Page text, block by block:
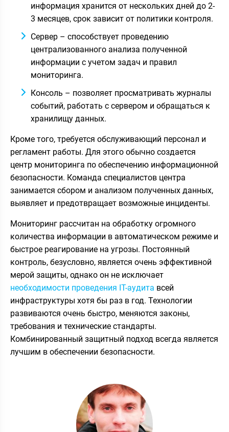
информация хранится от нескольких дней до 2-
3 месяцев, срок зависит от политики контроля.
Сервер – способствует проведению
централизованного анализа полученной
информации с учетом задач и правил
мониторинга.
Консоль – позволяет просматривать журналы
событий, работать с сервером и обращаться к
хранилищу данных.
Кроме того, требуется обслуживающий персонал и
регламент работы. Для этого обычно создается
центр мониторинга по обеспечению информационной
безопасности. Команда специалистов центра
занимается сбором и анализом полученных данных,
выявляет и предотвращает возможные инциденты.
Мониторинг рассчитан на обработку огромного
количества информации в автоматическом режиме и
быстрое реагирование на угрозы. Постоянный
контроль, безусловно, является очень эффективной
мерой защиты, однако он не исключает
необходимости проведения IT-аудита всей
инфраструктуры хотя бы раз в год. Технологии
развиваются очень быстро, меняются законы,
требования и технические стандарты.
Комбинированный защитный подход всегда является
лучшим в обеспечении безопасности.